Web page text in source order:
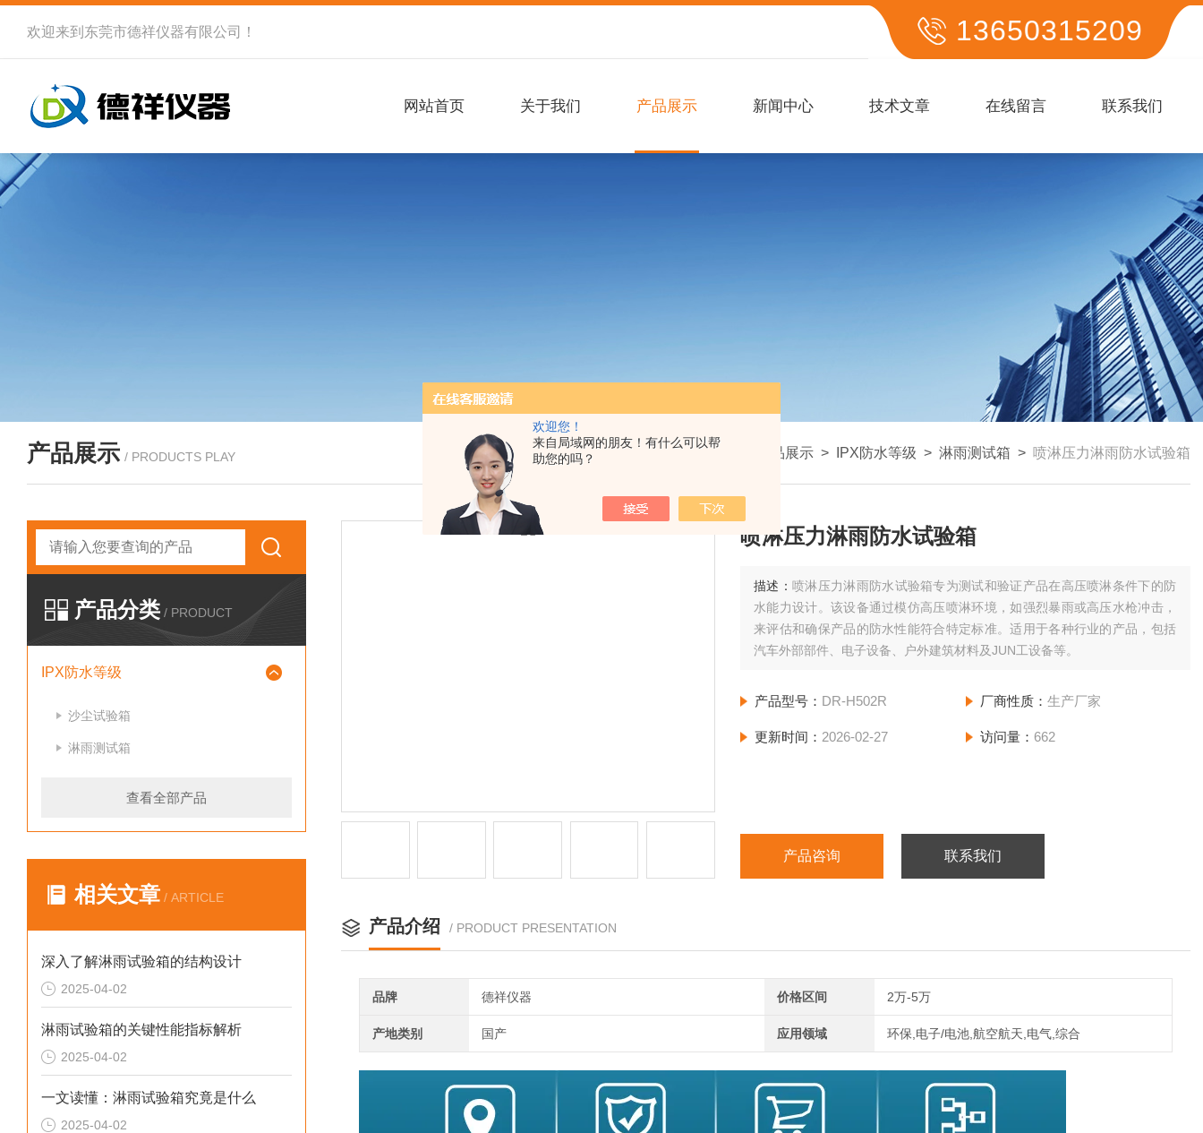
欢迎您！
来自局域网的朋友！有什么可以帮
助您的吗？
欢迎来到 东莞市德祥仪器有限公司 ！ 13650315209
网站首页 关于我们 产品展示 新闻中心 技术文章 在线留言 联系我们
产品展示 / PRODUCTS PLAY 我的位置： 首页 产品展示 > IPX防水等级 > 淋雨测试箱 > 喷淋压力淋雨防水试验箱
产品分类 / PRODUCT
IPX防水等级
沙尘试验箱
淋雨测试箱
查看全部产品
相关文章 / ARTICLE
深入了解淋雨试验箱的结构设计
2025-04-02
淋雨试验箱的关键性能指标解析
2025-04-02
一文读懂：淋雨试验箱究竟是什么
2025-04-02
喷淋压力淋雨防水试验箱
描述：喷淋压力淋雨防水试验箱专为测试和验证产品在高压喷淋条件下的防
水能力设计。该设备通过模仿高压喷淋环境，如强烈暴雨或高压水枪冲击，
来评估和确保产品的防水性能符合特定标准。适用于各种行业的产品，包括
汽车外部部件、电子设备、户外建筑材料及JUN工设备等。
产品型号： DR-H502R 厂商性质： 生产厂家
更新时间： 2026-02-27 访问量： 662
产品咨询 联系我们
产品介绍 / PRODUCT PRESENTATION
品牌 德祥仪器 价格区间 2万-5万
产地类别 国产 应用领域 环保,电子/电池,航空航天,电气,综合